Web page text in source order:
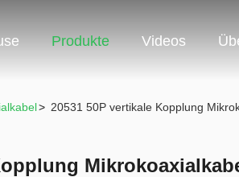
Produkte Videos
> 20531 50P vertikale Kopplung